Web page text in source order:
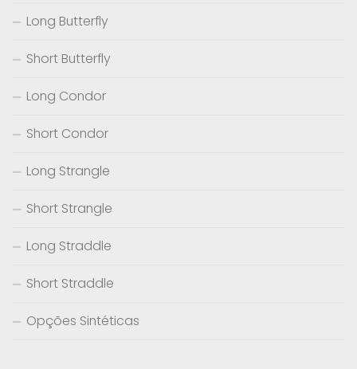
Long Butterfly
Short Butterfly
Long Condor
Short Condor
Long Strangle
Short Strangle
Long Straddle
Short Straddle
Opções Sintéticas